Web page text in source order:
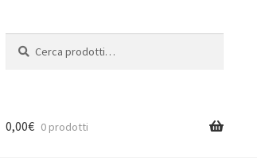
0,00€ 0 prodotti